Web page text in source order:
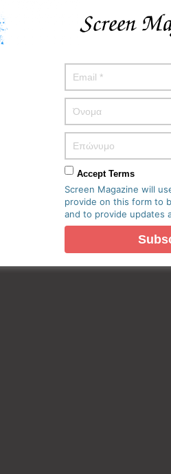
Accept Terms
Screen Magazine will
provide on this form to
and to provide updates